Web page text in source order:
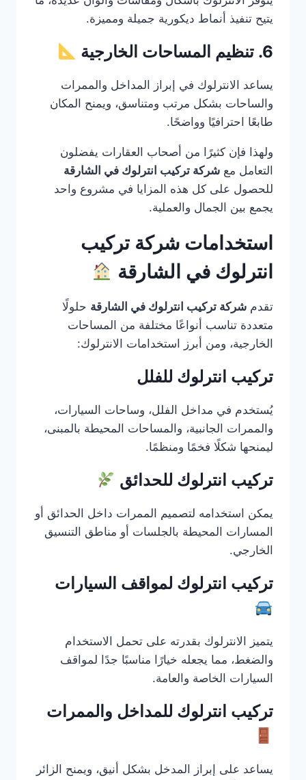
يتيح تنفيذ أنماط ديكورية جميلة ومميزة.
6. تنظيم المساحات الخارجية
يساعد الانترلوك في إبراز المداخل والممرات
والساحات بشكل مرتب ومتناسق، ويمنح المكان
طابعًا احترافيًا وواضحًا.
ولهذا فإن كثيرًا من أصحاب العقارات يفضلون
التعامل مع شركة تركيب انترلوك في الشارقة
للحصول على كل هذه المزايا في مشروع واحد
يجمع بين الجمال والعملية.
استخدامات شركة تركيب
انترلوك في الشارقة
تقدم شركة تركيب انترلوك في الشارقة حلولًا
متعددة تناسب أنواعًا مختلفة من المساحات
الخارجية، ومن أبرز استخدامات الانترلوك:
تركيب انترلوك للفلل
يُستخدم في مداخل الفلل، وساحات السيارات،
والممرات الجانبية، والمساحات المحيطة بالمبنى،
ليمنحها شكلًا فخمًا ومنظمًا.
تركيب انترلوك للحدائق
يمكن استخدامه لتصميم الممرات داخل الحدائق أو
المسارات المحيطة بالجلسات أو مناطق التنسيق
الخارجي.
تركيب انترلوك لمواقف السيارات
يتميز الانترلوك بقدرته على تحمل الاستخدام
والضغط، مما يجعله خيارًا مناسبًا جدًا لمواقف
السيارات الخاصة والعامة.
تركيب انترلوك للمداخل والممرات
يساعد على إبراز المدخل بشكل أنيق، ويمنح الزائر